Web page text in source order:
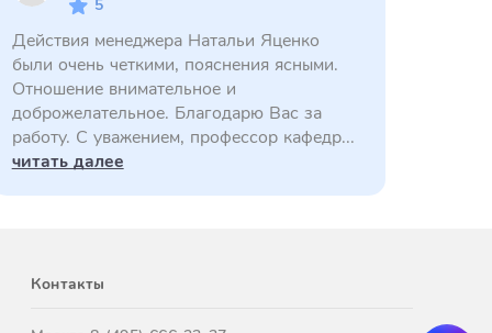
5
Действия менеджера Натальи Яценко
были очень четкими, пояснения ясными.
Отношение внимательное и
доброжелательное. Благодарю Вас за
работу. С уважением, профессор кафедр...
читать далее
Контакты